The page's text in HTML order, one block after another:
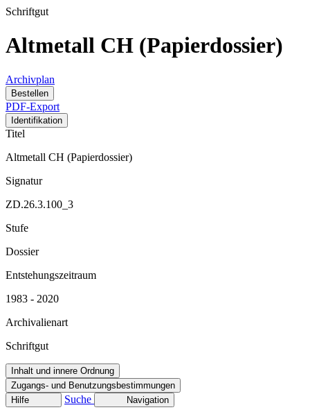
Schriftgut
Altmetall CH (Papierdossier)
Archivplan
Bestellen
PDF-Export
Identifikation
Titel
Altmetall CH (Papierdossier)
Signatur
ZD.26.3.100_3
Stufe
Dossier
Entstehungszeitraum
1983 - 2020
Archivalienart
Schriftgut
Inhalt und innere Ordnung
Zugangs- und Benutzungsbestimmungen
Hilfe
Suche Navigation